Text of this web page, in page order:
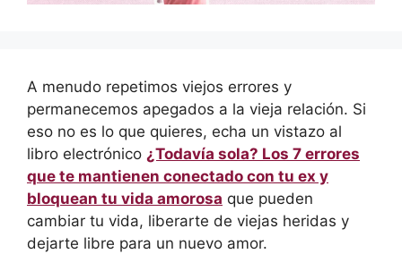
A menudo repetimos viejos errores y
permanecemos apegados a la vieja relación. Si
eso no es lo que quieres, echa un vistazo al
libro electrónico ¿Todavía sola? Los 7 errores
que te mantienen conectado con tu ex y
bloquean tu vida amorosa que pueden
cambiar tu vida, liberarte de viejas heridas y
dejarte libre para un nuevo amor.